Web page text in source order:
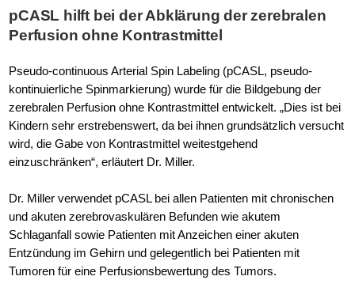
pCASL hilft bei der Abklärung der zerebralen
Perfusion ohne Kontrastmittel
Pseudo-continuous Arterial Spin Labeling (pCASL, pseudo-
kontinuierliche Spinmarkierung) wurde für die Bildgebung der
zerebralen Perfusion ohne Kontrastmittel entwickelt. „Dies ist bei
Kindern sehr erstrebenswert, da bei ihnen grundsätzlich versucht
wird, die Gabe von Kontrastmittel weitestgehend
einzuschränken“, erläutert Dr. Miller.
Dr. Miller verwendet pCASL bei allen Patienten mit chronischen
und akuten zerebrovaskulären Befunden wie akutem
Schlaganfall sowie Patienten mit Anzeichen einer akuten
Entzündung im Gehirn und gelegentlich bei Patienten mit
Tumoren für eine Perfusionsbewertung des Tumors.